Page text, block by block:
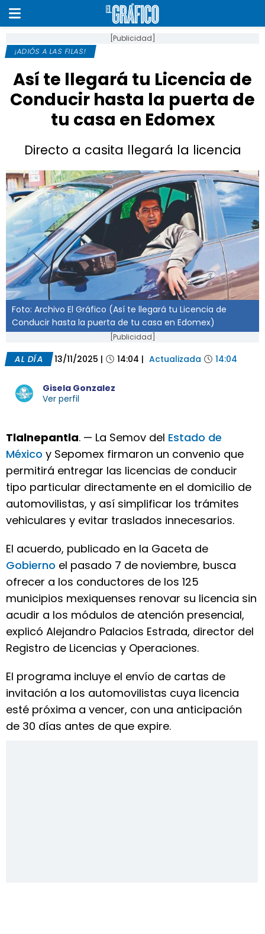
[Publicidad]
¡ADIÓS A LAS FILAS!
Así te llegará tu Licencia de
Conducir hasta la puerta de
tu casa en Edomex
Directo a casita llegará la licencia
Foto: Archivo El Gráfico (Así te llegará tu Licencia de
Conducir hasta la puerta de tu casa en Edomex)
[Publicidad]
AL DÍA 13/11/2025 | 14:04 | Actualizada 14:04
Gisela Gonzalez
Ver perfil
Tlalnepantla. — La Semov del Estado de
México y Sepomex firmaron un convenio que
permitirá entregar las licencias de conducir
tipo particular directamente en el domicilio de
automovilistas, y así simplificar los trámites
vehiculares y evitar traslados innecesarios.
El acuerdo, publicado en la Gaceta de
Gobierno el pasado 7 de noviembre, busca
ofrecer a los conductores de los 125
municipios mexiquenses renovar su licencia sin
acudir a los módulos de atención presencial,
explicó Alejandro Palacios Estrada, director del
Registro de Licencias y Operaciones.
El programa incluye el envío de cartas de
invitación a los automovilistas cuya licencia
esté próxima a vencer, con una anticipación
de 30 días antes de que expire.